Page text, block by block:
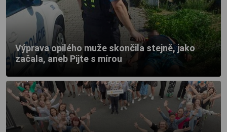
Výprava opilého muže skončila stejně, jako
začala, aneb Pijte s mírou